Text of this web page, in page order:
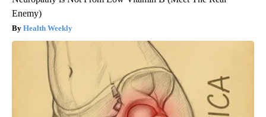
Enemy)
Health Weekly